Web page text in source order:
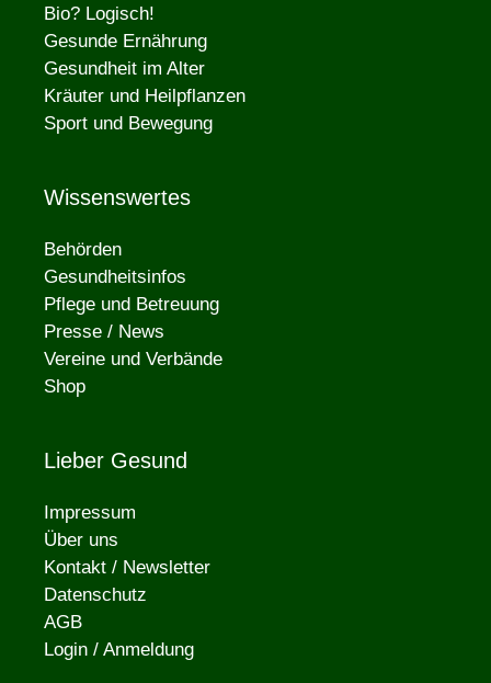
Bio? Logisch!
Gesunde Ernährung
Gesundheit im Alter
Kräuter und Heilpflanzen
Sport und Bewegung
Wissenswertes
Behörden
Gesundheitsinfos
Pflege und Betreuung
Presse / News
Vereine und Verbände
Shop
Lieber Gesund
Impressum
Über uns
Kontakt / Newsletter
Datenschutz
AGB
Login / Anmeldung